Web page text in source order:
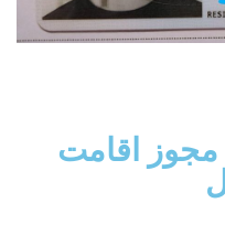
مجوز اقامت